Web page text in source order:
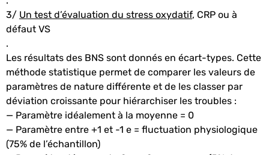
3/ Un test d’évaluation du stress oxydatif, CRP ou à
défaut VS
.
Les résultats des BNS sont donnés en écart-types. Cette
méthode statistique permet de comparer les valeurs de
paramètres de nature différente et de les classer par
déviation croissante pour hiérarchiser les troubles :
— Paramètre idéalement à la moyenne = 0
— Paramètre entre +1 et -1 e = fluctuation physiologique
(75% de l’échantillon)